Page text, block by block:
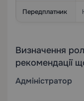
Передплатник
Визначення
рекомендації
Адміністратор